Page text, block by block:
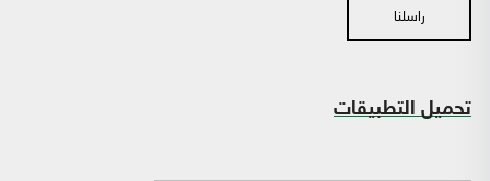
راسلنا
تحميل التطبيقات